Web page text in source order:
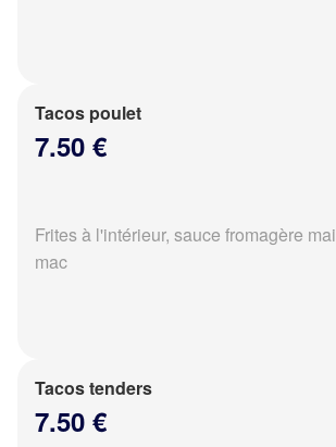
Tacos poulet
7.50 €
Frites à l'intérieur, sauce fromagère
mac
Tacos tenders
7.50 €